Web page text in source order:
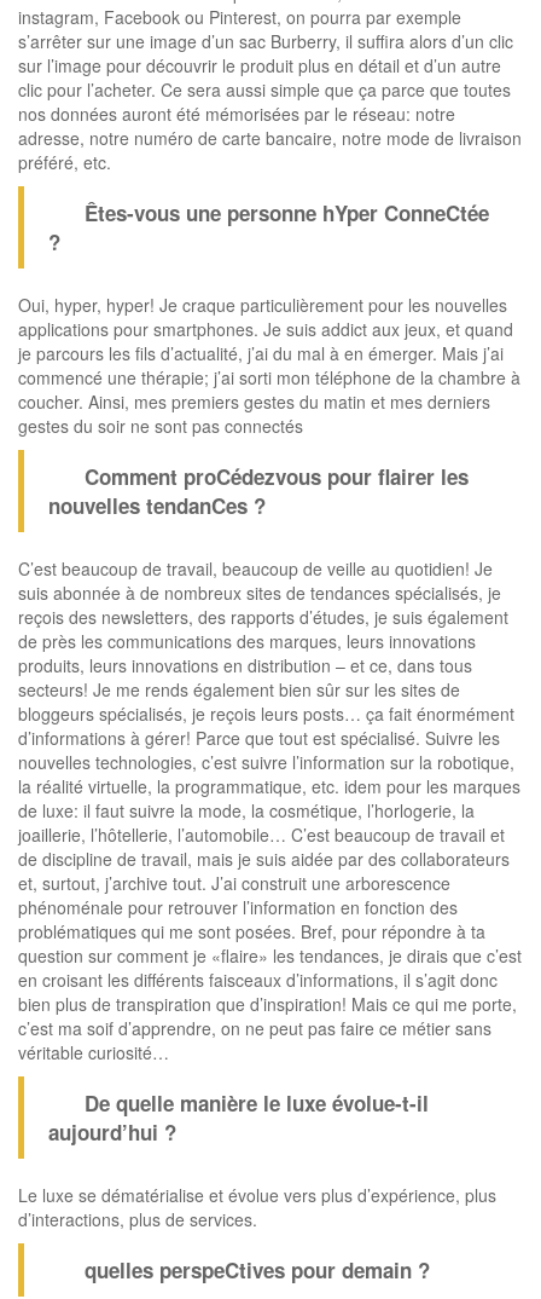
instagram, Facebook ou Pinterest, on pourra par exemple
s’arrêter sur une image d’un sac Burberry, il suffira alors d’un clic
sur l’image pour découvrir le produit plus en détail et d’un autre
clic pour l’acheter. Ce sera aussi simple que ça parce que toutes
nos données auront été mémorisées par le réseau: notre
adresse, notre numéro de carte bancaire, notre mode de livraison
préféré, etc.
Êtes-vous une personne hYper ConneCtée
?
Oui, hyper, hyper! Je craque particulièrement pour les nouvelles
applications pour smartphones. Je suis addict aux jeux, et quand
je parcours les fils d’actualité, j’ai du mal à en émerger. Mais j’ai
commencé une thérapie; j’ai sorti mon téléphone de la chambre à
coucher. Ainsi, mes premiers gestes du matin et mes derniers
gestes du soir ne sont pas connectés
Comment proCédezvous pour flairer les
nouvelles tendanCes ?
C’est beaucoup de travail, beaucoup de veille au quotidien! Je
suis abonnée à de nombreux sites de tendances spécialisés, je
reçois des newsletters, des rapports d’études, je suis également
de près les communications des marques, leurs innovations
produits, leurs innovations en distribution – et ce, dans tous
secteurs! Je me rends également bien sûr sur les sites de
bloggeurs spécialisés, je reçois leurs posts… ça fait énormément
d’informations à gérer! Parce que tout est spécialisé. Suivre les
nouvelles technologies, c’est suivre l’information sur la robotique,
la réalité virtuelle, la programmatique, etc. idem pour les marques
de luxe: il faut suivre la mode, la cosmétique, l’horlogerie, la
joaillerie, l’hôtellerie, l’automobile… C’est beaucoup de travail et
de discipline de travail, mais je suis aidée par des collaborateurs
et, surtout, j’archive tout. J’ai construit une arborescence
phénoménale pour retrouver l’information en fonction des
problématiques qui me sont posées. Bref, pour répondre à ta
question sur comment je «flaire» les tendances, je dirais que c’est
en croisant les différents faisceaux d’informations, il s’agit donc
bien plus de transpiration que d’inspiration! Mais ce qui me porte,
c’est ma soif d’apprendre, on ne peut pas faire ce métier sans
véritable curiosité…
De quelle manière le luxe évolue-t-il
aujourd’hui ?
Le luxe se dématérialise et évolue vers plus d’expérience, plus
d’interactions, plus de services.
quelles perspeCtives pour demain ?